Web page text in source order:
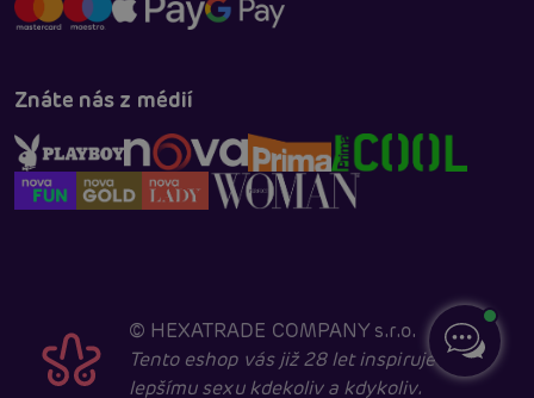
Znáte nás z médií
© HEXATRADE COMPANY s.r.o.
Tento eshop vás již 28 let inspiruje k
lepšímu sexu kdekoliv a kdykoliv.